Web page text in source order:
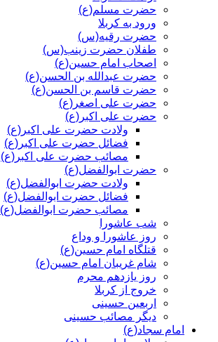
حضرت مسلم(ع)
ورود به کربلا
حضرت رقیه(س)
طفلان حضرت زینب(س)
اصحاب امام حسین(ع)
حضرت عبدالله بن الحسن(ع)
حضرت قاسم بن الحسن(ع)
حضرت علی اصغر(ع)
حضرت علی اکبر(ع)
ولادت حضرت علی اکبر(ع)
فضائل حضرت علی اکبر(ع)
مصائب حضرت علی اکبر(ع)
حضرت ابوالفضل(ع)
ولادت حضرت ابوالفضل(ع)
فضائل حضرت ابوالفضل(ع)
مصائب حضرت ابوالفضل(ع)
شب عاشورا
روز عاشورا و وداع
قتلگاه امام حسین(ع)
شام غریبان امام حسین(ع)
روز یازدهم محرم
خروج از کربلا
اربعین حسینی
دیگر مصائب حسینی
امام سجاد(ع)